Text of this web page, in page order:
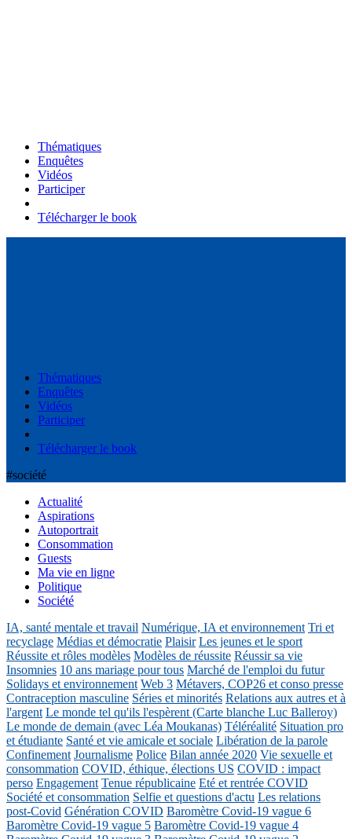
Thématiques
Enquêtes
Vidéos
Participer
Télécharger le book
Thématiques
Enquêtes
Vidéos
Participer
Télécharger le book
#société
Actualité
Aspirations
Autoportrait
Consommation
Guests
Ma vie en ligne
Politique
Société
IA, santé mentale et travail Numérique, IA et environnement Tri et
recyclage Médias et démocratie Plaisir Les jeunes et le sport
Réussite et rôles modèles Modèles de réussite Réussir sa vie
Insomnies 10 ans mariage pour tous Marché de l'emploi du futur
Solidays et environnement Web 3 Métavers, COP26 et conso presse
Contraception masculine Séries et minorités Relations aux autres et à
l'argent Le monde tel qu'ils l'espèrent (Carte blanche Luc Balleroy)
Le monde de demain (avec Léa Moukanas) Téléréalité Situation pro
et étudiante Santé et vie amicale et sociale Libération de la parole
Confinement Journalisme Police Bilan année 2020 Vie sexuelle et
consommation COVID, éthique, élections US COVID : impact
perso Engagement Tenue républicaine Eté et rentrée COVID
Société et consommation Selfie et questions d'actu Les relations
post-Covid Génération COVID Baromètre Covid-19 vague 6
Baromètre Covid-19 vague 5 Baromètre Covid-19 vague 4